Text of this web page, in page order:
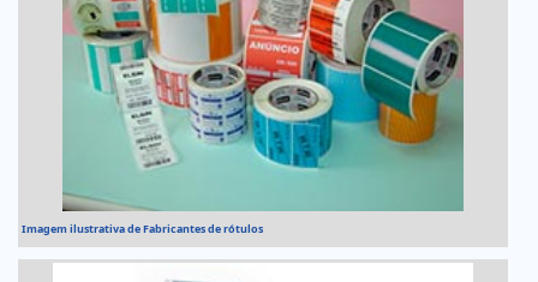
Imagem ilustrativa de Fabricantes de rótulos